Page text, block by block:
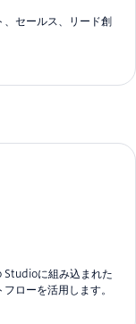
、セールス、リード創
Studioに組み込まれた
ローを活用します。